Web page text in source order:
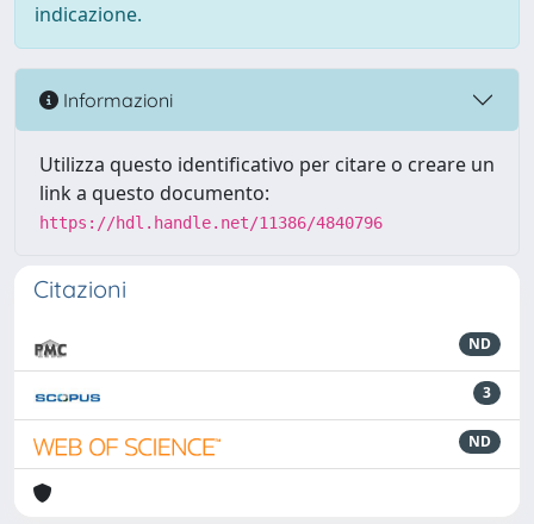
indicazione.
Informazioni
Utilizza questo identificativo per citare o creare un
link a questo documento:
https://hdl.handle.net/11386/4840796
Citazioni
ND
3
ND